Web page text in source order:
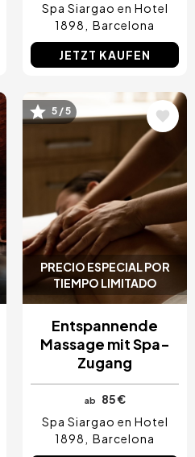
Spa Siargao en Hotel
1898
Barcelona
JETZT KAUFEN
PRECIO ESPECIAL POR
TIEMPO LIMITADO
Bild5 / 5
Entspannende
Massage mit Spa-
Zugang
ab
85 €
Spa Siargao en Hotel
1898
Barcelona